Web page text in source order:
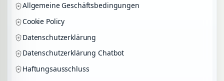
Allgemeine Geschäftsbedingungen
Cookie Policy
Datenschutzerklärung
Datenschutzerklärung Chatbot
Haftungsausschluss